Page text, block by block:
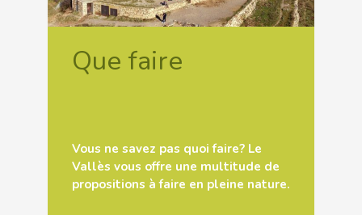
Que faire
Vous ne savez pas quoi faire? Le
Vallès vous offre une multitude de
propositions à faire en pleine nature.